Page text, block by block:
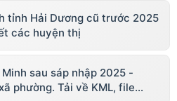
tỉnh Hải Dương cũ trước 2025
các huyện thị
sau sáp nhập 2025 -
phường. Tải về KML, file